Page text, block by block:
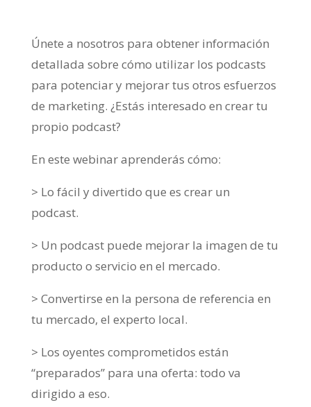
Únete a nosotros para obtener información
detallada sobre cómo utilizar los podcasts
para potenciar y mejorar tus otros esfuerzos
de marketing. ¿Estás interesado en crear tu
propio podcast?
En este webinar aprenderás cómo:
> Lo fácil y divertido que es crear un
podcast.
> Un podcast puede mejorar la imagen de tu
producto o servicio en el mercado.
> Convertirse en la persona de referencia en
tu mercado, el experto local.
> Los oyentes comprometidos están
“preparados” para una oferta: todo va
dirigido a eso.